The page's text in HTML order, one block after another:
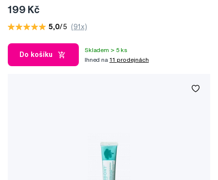
199 Kč
5,0/5 (91x)
Do košíku
Skladem > 5 ks
Ihned na 11 prodejnách